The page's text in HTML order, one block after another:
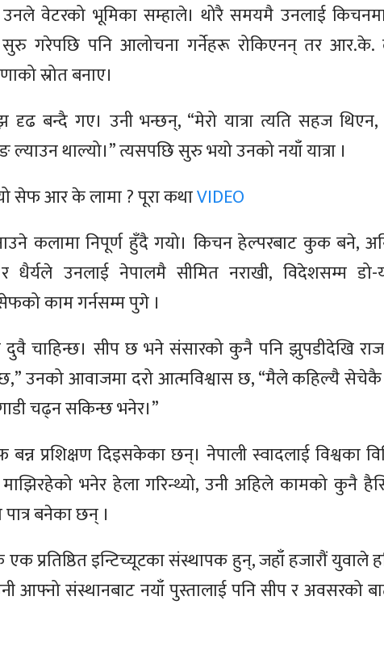
उनले वेटरको भूमिका सम्हाले। थोरै समयमै उनलाई
गरेपछि पनि आलोचना गर्नेहरू रोकिएनन् तर आर.के.
स्रोत बनाए।
दृढ बन्दै गए। उनी भन्छन्, “मेरो यात्रा त्यति सहज
ल्याउन थाल्यो।” त्यसपछि सुरु भयो उनको नयाँ यात्रा ।
सेफ आर के लामा ? पूरा कथाVIDEO
कलामा निपूर्ण हुँदै गयो। किचन हेल्परबाट कुक बने,
उनलाई नेपालमै सीमित नराखी, विदेशसम्म डो-
काम गर्नसम्म पुगे ।
दुवै चाहिन्छ। सीप छ भने संसारको कुनै पनि झुपडीदेखि
उनको आवाजमा दरो आत्मविश्वास छ, “मैले कहिल्यै सेचेकै
चढ्न सकिन्छ भनेर।”
प्रशिक्षण दिइसकेका छन्। नेपाली स्वादलाई विश्वका
भनेर हेला गरिन्थ्यो, उनी अहिले कामको कुनै
बनेका छन् ।
प्रतिष्ठित इन्टिच्यूटका संस्थापक हुन्, जहाँ हजारौं युवाले
आफ्नो संस्थानबाट नयाँ पुस्तालाई पनि सीप र अवसरको